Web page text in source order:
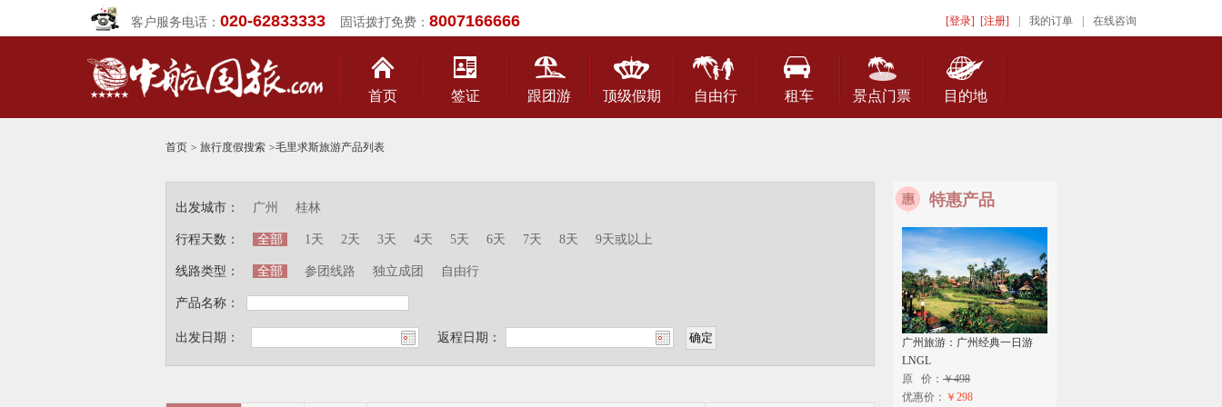
客户服务电话：020-62833333 固话拨打免费：8007166666 [登录] [注册] 我的订单 在线咨询
首页 签证 跟团游 顶级假期 自由行 租车 景点门票 目的地
首页 > 旅行度假搜索 >毛里求斯旅游产品列表
出发城市：
行程天数：
线路类型：
产品名称：
广州 桂林
全部 1天 2天 3天 4天 5天 6天 7天 8天 9天或以上
全部 参团线路 独立成团 自由行
出发日期： 返程日期：
特惠产品
广州旅游：广州经典一日游
LNGL
原 价： ￥498
优惠价： ￥298